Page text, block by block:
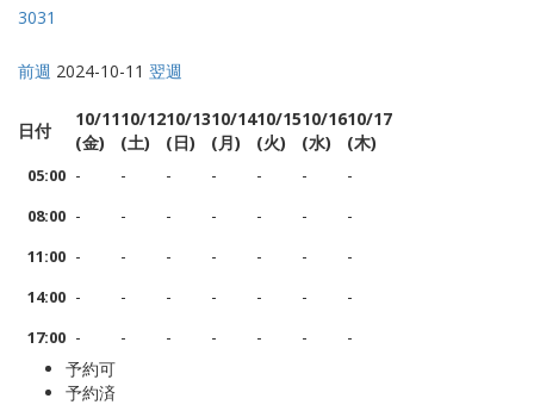
3031
前週 2024-10-11 翌週
日付
10/11
(金)
10/12
(土)
10/13
(日)
10/14
(月)
10/15
(火)
10/16
(水)
10/17
(木)
05:00 - - - - - - -
08:00 - - - - - - -
11:00 - - - - - - -
14:00 - - - - - - -
17:00 - - - - - -
-
予約可
予約済